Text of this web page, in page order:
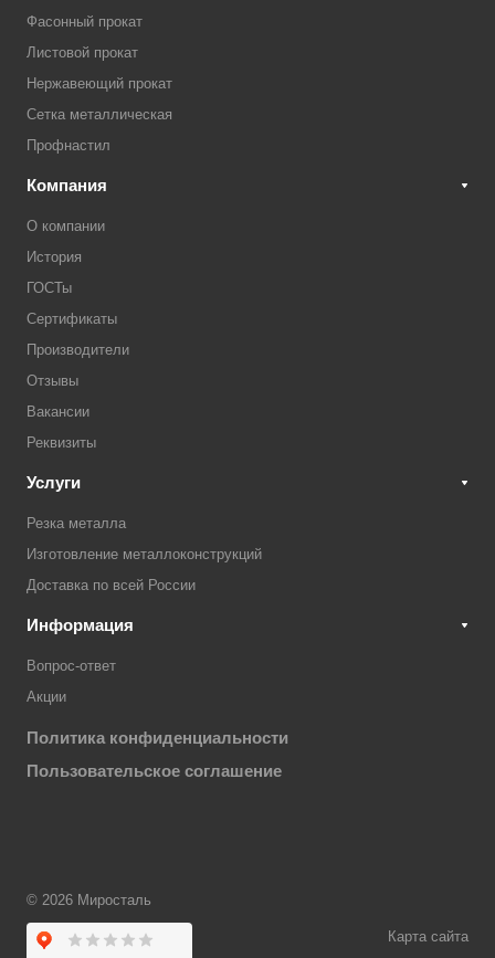
Фасонный прокат
Листовой прокат
Нержавеющий прокат
Сетка металлическая
Профнастил
Компания
О компании
История
ГОСТы
Сертификаты
Производители
Отзывы
Вакансии
Реквизиты
Услуги
Резка металла
Изготовление металлоконструкций
Доставка по всей России
Информация
Вопрос-ответ
Акции
Политика конфиденциальности
Пользовательское соглашение
© 2026 Миросталь
Карта сайта